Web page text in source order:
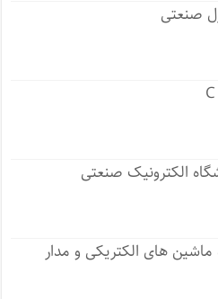
صنعتی
الکترونیک صنعتی
ماشین های الکتریکی و مدار